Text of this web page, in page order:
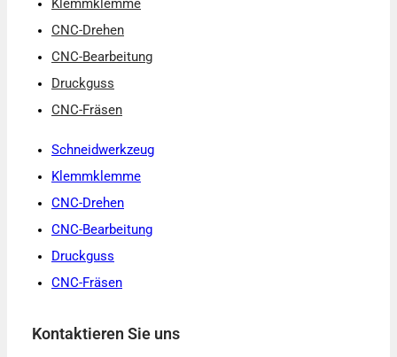
Klemmklemme
CNC-Drehen
CNC-Bearbeitung
Druckguss
CNC-Fräsen
Schneidwerkzeug
Klemmklemme
CNC-Drehen
CNC-Bearbeitung
Druckguss
CNC-Fräsen
Kontaktieren Sie uns